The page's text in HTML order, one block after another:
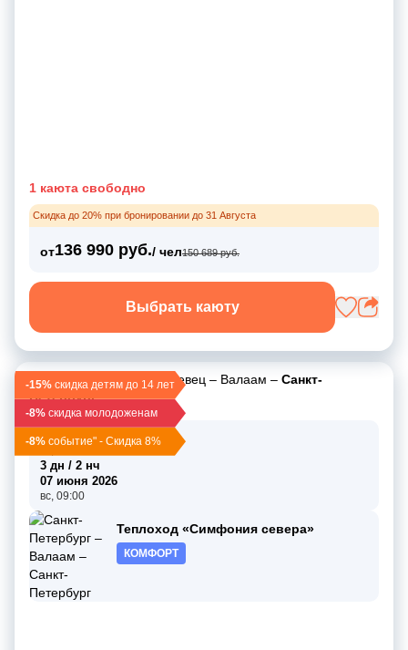
1 каюта свободно
Скидка до 20% при бронировании до 31 Августа
от136 990 руб./ чел150 689 руб.
Выбрать каюту
-15% скидка детям до 14 лет
-8% скидка молодоженам
-8% событие" - Скидка 8%
Санкт-Петербург – Коневец – Валаам – Санкт-
Петербург
05 июня 2026
3 дн / 2 нч
07 июня 2026
вс, 09:00
Теплоход «Симфония севера»
КОМФОРТ